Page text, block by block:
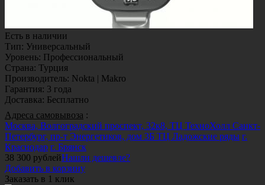
Есть в наличии
Тип: Универсальный
Уровень: Профессиональный
Страна: Турция
Производитель: Nokta | Makro
Гарантия: 3 года
Доставка: Бесплатно
Адреса самовывоза :
Москва, Волгоградский проспект, 32к8, ТЦ ТехноХолл Санкт-
Петербург, пр-т Энергетиков, дом 3Б ТЦ Ладожские ряды г.
Краснодар г. Брянск
38 300 рублейНашли дешевле?
Добавить в корзину
Заказать в 1 клик